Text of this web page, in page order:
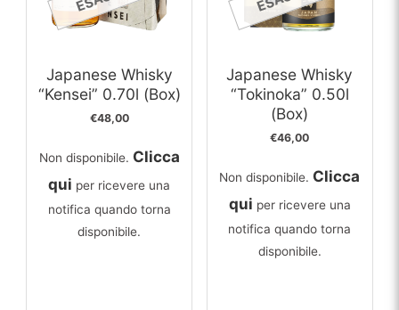
Japanese Whisky
“Kensei” 0.70l (Box)
€48,00
Non disponibile. Clicca
qui per ricevere una
notifica quando torna
disponibile.
Japanese Whisky
“Tokinoka” 0.50l
(Box)
€46,00
Non disponibile. Clicca
qui per ricevere una
notifica quando torna
disponibile.